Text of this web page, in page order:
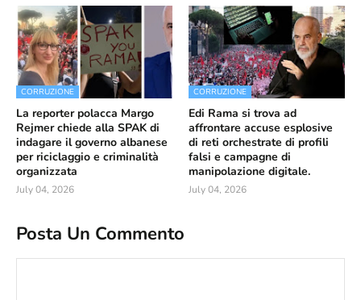
CORRUZIONE
La reporter polacca Margo
Rejmer chiede alla SPAK di
indagare il governo albanese
per riciclaggio e criminalità
organizzata
July 04, 2026
CORRUZIONE
Edi Rama si trova ad
affrontare accuse esplosive
di reti orchestrate di profili
falsi e campagne di
manipolazione digitale.
July 04, 2026
Posta Un Commento